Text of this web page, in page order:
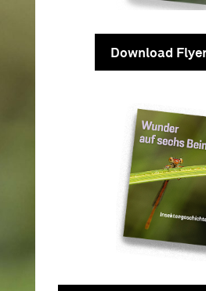
Download